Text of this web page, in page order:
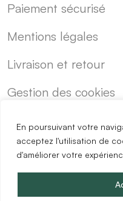
En poursuivant votre
acceptez l'utilisation de
d'améliorer votre
Paiement sécurisé
Mentions légales
Livraison et retour
Gestion des cookies
Copyright